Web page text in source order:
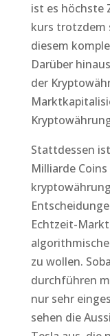
ist es höchste
kurs trotzdem
diesem
Darüber
der
Stattdessen
Milliarde
Echtzeit-
zu wollen.
durchführen
nur sehr
sehen die